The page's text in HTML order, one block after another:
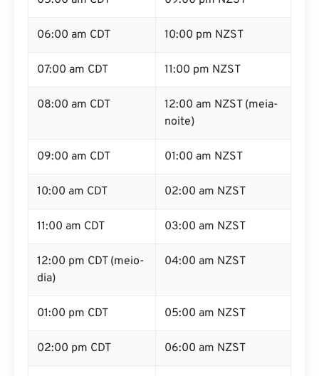
06:00 am CDT 10:00 pm NZST
07:00 am CDT 11:00 pm NZST
08:00 am CDT
12:00 am NZST (meia-
noite)
09:00 am CDT 01:00 am NZST
10:00 am CDT 02:00 am NZST
11:00 am CDT 03:00 am NZST
12:00 pm CDT (meio-
dia)
04:00 am NZST
01:00 pm CDT 05:00 am NZST
02:00 pm CDT 06:00 am NZST